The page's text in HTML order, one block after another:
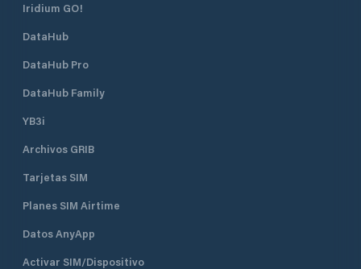
Iridium GO!
DataHub
DataHub Pro
DataHub Family
YB3i
Archivos GRIB
Tarjetas SIM
Planes SIM Airtime
Datos AnyApp
Activar SIM/Dispositivo